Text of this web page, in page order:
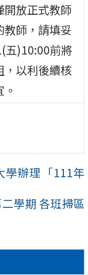
開放正式教師
教師，請填妥
五)10:00前將
，以利後續核
學辦理「111年
學期 各班掃區